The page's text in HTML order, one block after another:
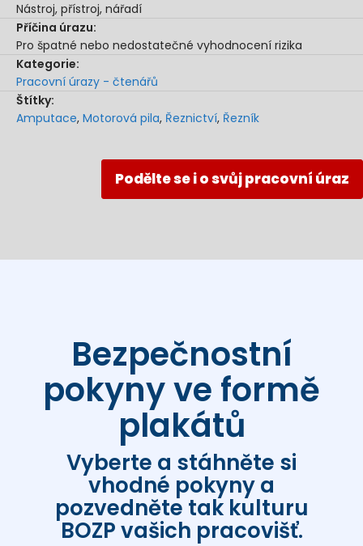
Nástroj, přístroj, nářadí
Příčina úrazu:
Pro špatné nebo nedostatečné vyhodnocení rizika
Kategorie:
Pracovní úrazy - čtenářů
Štítky:
Amputace, Motorová pila, Řeznictví, Řezník
Podělte se i o svůj pracovní úraz
Bezpečnostní
pokyny ve formě
plakátů
Vyberte a stáhněte si
vhodné pokyny a
pozvedněte tak kulturu
BOZP vašich pracovišť.